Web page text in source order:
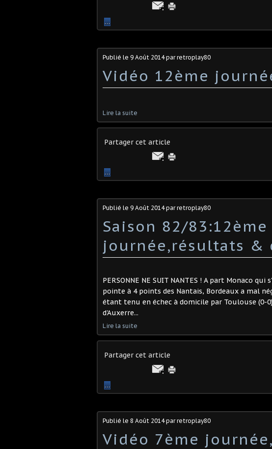
…
Publié le 9 Août 2014par retroplay80
Vidéo 12ème
Lire la suite
Partager cet article
…
Publié le 9 Août 2014par retroplay80
Saison 82/83:12ème
journée,résultats &
PERSONNE NE SUIT NANTES ! A part Monaco
pointe à 4 points des Nantais, Bordeaux a mal
étant tenu en échec à domicile par Toulouse (0-
d'Auxerre...
Lire la suite
Partager cet article
…
Publié le 8 Août 2014par retroplay80
Vidéo 7ème